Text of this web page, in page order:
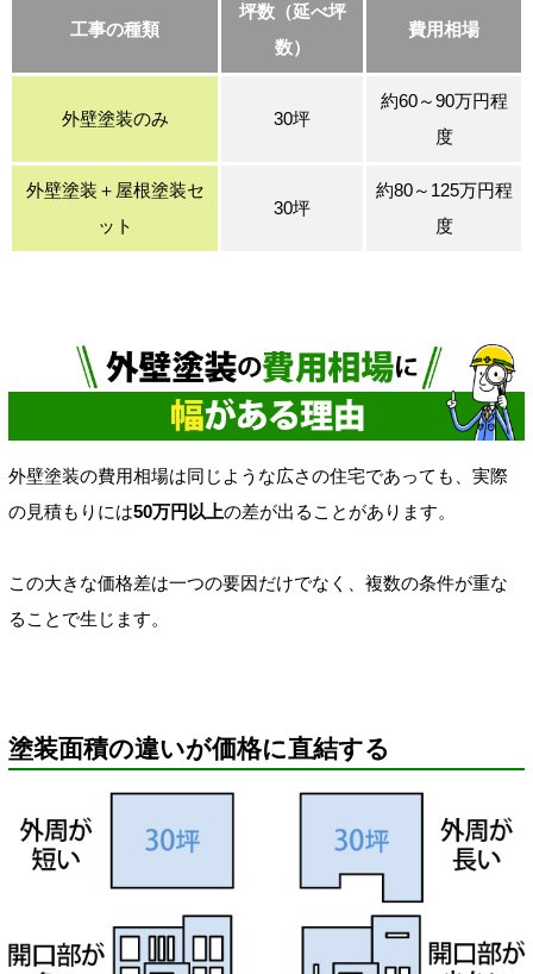
工事の種類
坪数（延べ坪
数）
費用相場
外壁塗装のみ 30坪
約60～90万円程
度
外壁塗装＋屋根塗装セ
ット
30坪
約80～125万円程
度
外壁塗装の費用相場は同じような広さの住宅であっても、実際
の見積もりには50万円以上の差が出ることがあります。
この大きな価格差は一つの要因だけでなく、複数の条件が重な
ることで生じます。
塗装面積の違いが価格に直結する